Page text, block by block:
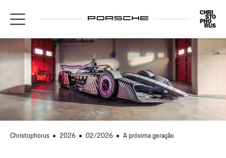
Christophorus 2026 02/2026 A próxima geração